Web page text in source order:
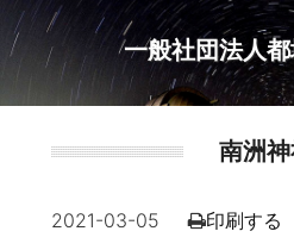
一般社団法人
南洲
2021-03-05 印刷する